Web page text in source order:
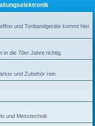
und Tonbandgeräte kommt hier
in die 70er Jahre richtig.
und Zubehör rein.
und Messtechnik